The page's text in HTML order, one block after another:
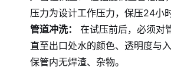
压力为设计工作压力，保压24小
管道冲洗：
在试压前后，必须对
直至出口处水的颜色、透明度与
保管内无焊渣、杂物。